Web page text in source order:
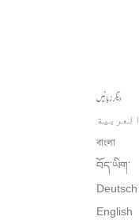
دیگر زبانیں
العربية
বাংলা
བོད་ཡིག་
Deutsch
English